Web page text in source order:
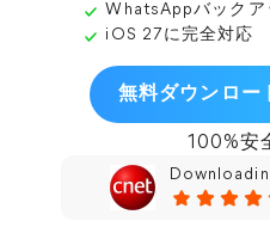
WhatsAppバックア
iOS 27に完全対応
無料ダウンロー
100%安